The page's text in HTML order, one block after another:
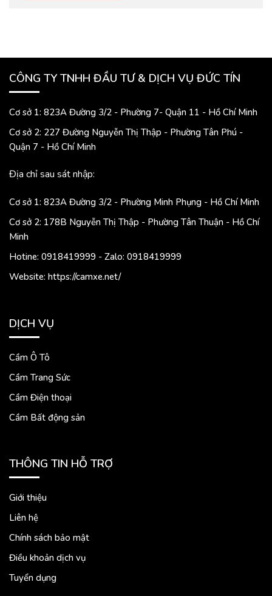
CÔNG TY TNHH ĐẦU TƯ & DỊCH VỤ ĐỨC TÍN
Cơ sở 1: 823A Đường 3/2 - Phường 7- Quận 11 - Hồ Chí Minh
Cơ sở 2: 227 Đường Nguyễn Thị Thập - Phường Tân Phú -
Quận 7 - Hồ Chí Minh
Địa chỉ sau sát nhập:
Cơ sở 1: 823A Đường 3/2 - Phường Minh Phụng - Hồ Chí Minh
Cơ sở 2: 178B Nguyễn Thị Thập - Phường Tân Thuận - Hồ Chí
Minh
Hotine: 0918419999 - Zalo: 0918419999
Website: https://camxe.net/
DỊCH VỤ
Cầm Ô Tô
Cầm Trang Sức
Cầm Điện thoại
Cầm Bất động sản
THÔNG TIN HỖ TRỢ
Giới thiệu
Liên hệ
Chính sách bảo mật
Điều khoản dịch vụ
Tuyển dụng